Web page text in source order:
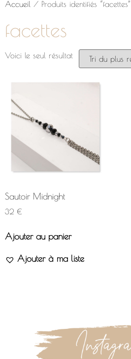
Accueil / Produits identifiés “facettes”
facettes
Voici le seul résultat
Sautoir Midnight
32 €
Ajouter au panier
Ajouter à ma liste